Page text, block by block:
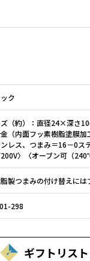
ク
（約）：直径24×深さ
（内面フッ素樹脂塗膜
レス、つまみ＝16－0ス
〉〈オーブン可（
製つまみの付け替えには
298
ギフトリス